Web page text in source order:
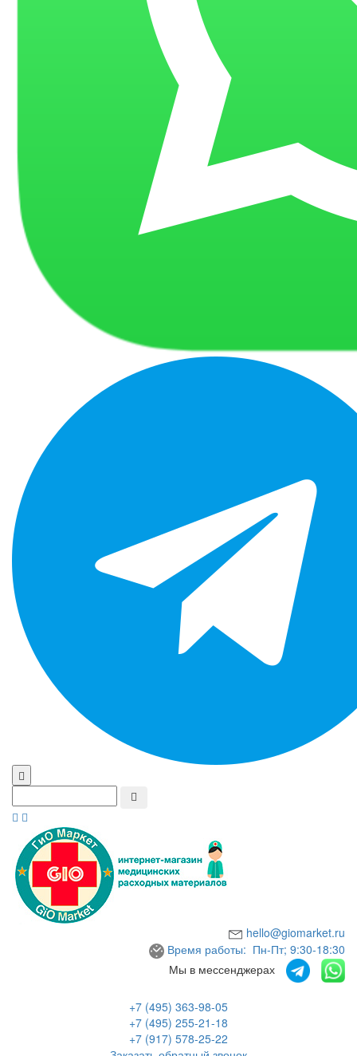
hello@giomarket.ru
Время работы: Пн-Пт; 9:30-18:30
Мы в мессенджерах
+7 (495) 363-98-05
+7 (495) 255-21-18
+7 (917) 578-25-22